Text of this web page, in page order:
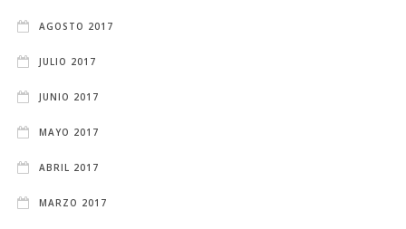
AGOSTO 2017
JULIO 2017
JUNIO 2017
MAYO 2017
ABRIL 2017
MARZO 2017